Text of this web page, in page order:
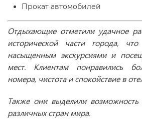
Прокат автомобилей
Отдыхающие отметили удачное
исторической части города,
насыщенным экскурсиями и
мест. Клиентам понравились
номера, чистота и спокойствие в
Также они выделили
различных стран мира.